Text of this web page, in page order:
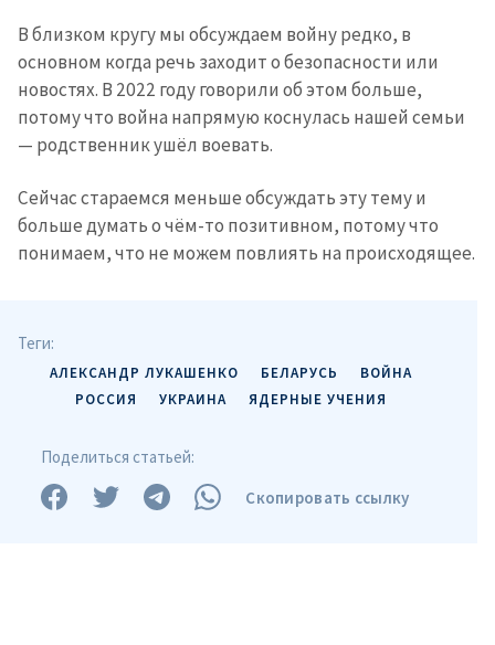
В близком кругу мы обсуждаем войну редко, в
основном когда речь заходит о безопасности или
новостях. В 2022 году говорили об этом больше,
потому что война напрямую коснулась нашей семьи
— родственник ушёл воевать.
Сейчас стараемся меньше обсуждать эту тему и
больше думать о чём-то позитивном, потому что
понимаем, что не можем повлиять на происходящее.
Теги:
АЛЕКСАНДР ЛУКАШЕНКО БЕЛАРУСЬ
ВОЙНА
РОССИЯ
УКРАИНА ЯДЕРНЫЕ УЧЕНИЯ
Поделиться статьей:
Скопировать ссылку